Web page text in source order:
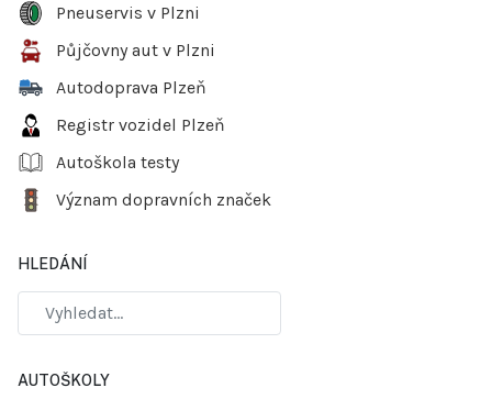
Pneuservis v Plzni
Půjčovny aut v Plzni
Autodoprava Plzeň
Registr vozidel Plzeň
Autoškola testy
Význam dopravních značek
HLEDÁNÍ
AUTOŠKOLY